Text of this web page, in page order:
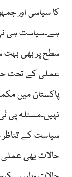
کا سیاسی اور
ہے۔سیاست ہی
سطح پر بھی بہت
عملی کے تحت حل
پاکستان میں
نہیں۔مسئلہ پی
سیاست کے تناظر
حالات بھی عملی